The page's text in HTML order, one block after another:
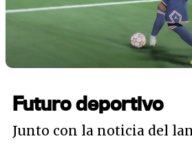
Futuro deportivo
Junto con la noticia del